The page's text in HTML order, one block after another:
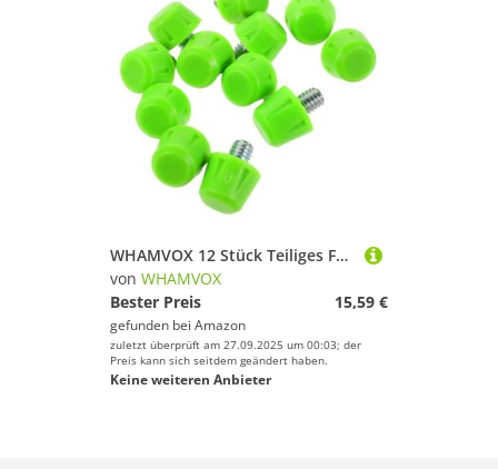
WHAMVOX 12 Stück Teiliges Fußballschuh-Stollen Schraubgewinde rutschfest für Verschiedene Rasenarten Langlebige Kunststoff-Spikes Einfach zu Montieren Zubehör für Fußball Laufschuhe
von WHAMVOX
Bester Preis
15,59 €
gefunden bei Amazon
zuletzt überprüft am 27.09.2025 um 00:03; der
Preis kann sich seitdem geändert haben.
Keine weiteren Anbieter